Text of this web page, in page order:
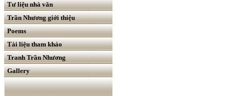
Tư liệu nhà văn
Trần Nhương giới thiệu
Poems
Tài liệu tham khảo
Tranh Trần Nhương
Gallery